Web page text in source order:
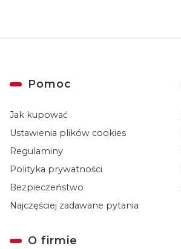
Linki w stopce
Pomoc
Jak kupować
Ustawienia plików cookies
Regulaminy
Polityka prywatności
Bezpieczeństwo
Najczęściej zadawane pytania
O firmie